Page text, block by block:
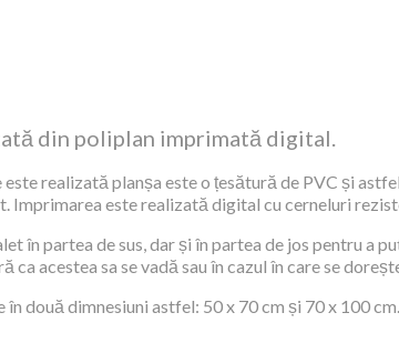
din poliplan imprimată digital.
realizată planșa este o țesătură de PVC și
Imprimarea este realizată digital cu cerneluri
în partea de sus, dar și în partea de jos pentru
acestea sa se vadă sau în cazul în care se
în două dimnesiuni astfel: 50 x 70 cm și 70 x 100